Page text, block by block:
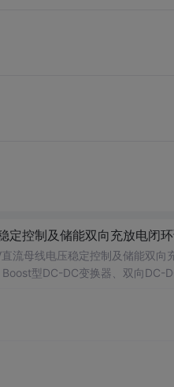
控制及储能双向充放电闭
流母线电压稳定控制及储能双
型DC-DC变换器、双向DC-
度波动、负载突变等动态工况下
鲁棒性，显著提升了微网在无外
新能源微网中的能量管理与动态